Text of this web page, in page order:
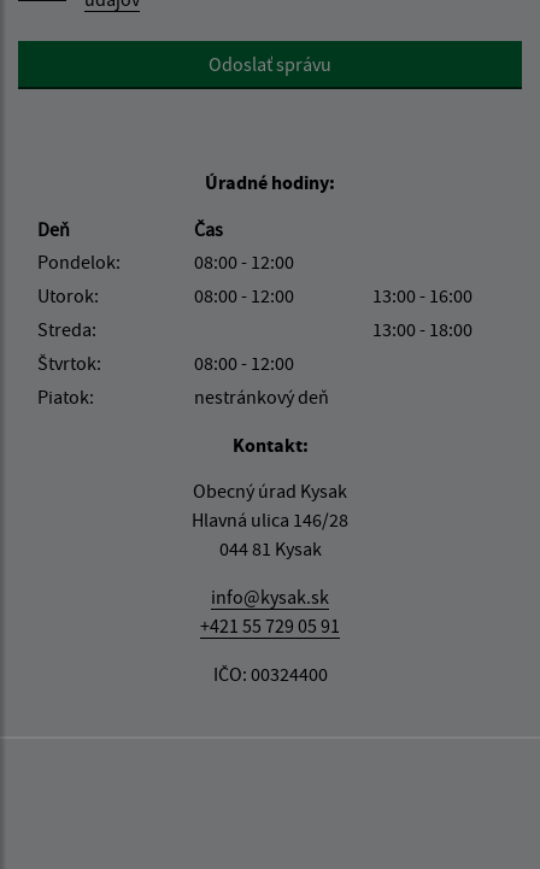
Google reCaptcha ResponseOdoslať správu
Úradné hodiny:
Deň
Čas
Pondelok:
08:00 - 12:00
Utorok:
08:00 - 12:00
13:00 - 16:00
Streda:
13:00 - 18:00
Štvrtok:
08:00 - 12:00
Piatok:
nestránkový deň
Kontakt:
Obecný úrad Kysak
Hlavná ulica 146/28
044 81 Kysak
info@kysak.sk
+421 55 729 05 91
IČO: 00324400